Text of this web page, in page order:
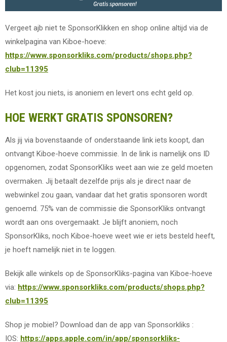
Vergeet ajb niet te SponsorKlikken en shop online altijd via de
winkelpagina van Kiboe-hoeve:
https://www.sponsorkliks.com/products/shops.php?
club=11395
Het kost jou niets, is anoniem en levert ons echt geld op.
HOE WERKT GRATIS SPONSOREN?
Als jij via bovenstaande of onderstaande link iets koopt, dan
ontvangt Kiboe-hoeve commissie. In de link is namelijk ons ID
opgenomen, zodat SponsorKliks weet aan wie ze geld moeten
overmaken. Jij betaalt dezelfde prijs als je direct naar de
webwinkel zou gaan, vandaar dat het gratis sponsoren wordt
genoemd. 75% van de commissie die SponsorKliks ontvangt
wordt aan ons overgemaakt. Je blijft anoniem, noch
SponsorKliks, noch Kiboe-hoeve weet wie er iets besteld heeft,
je hoeft namelijk niet in te loggen.
Bekijk alle winkels op de SponsorKliks-pagina van Kiboe-hoeve
via: https://www.sponsorkliks.com/products/shops.php?
club=11395
Shop je mobiel? Download dan de app van Sponsorkliks :
IOS: https://apps.apple.com/in/app/sponsorkliks-